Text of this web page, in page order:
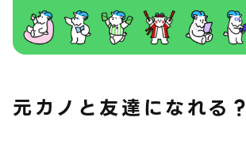
元カノと友達になれる？